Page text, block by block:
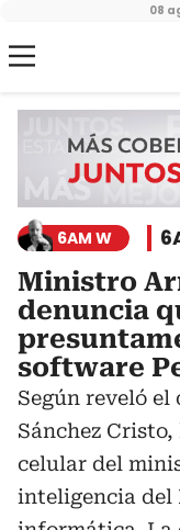
08
6AM W
Ministro
denuncia
software
Según reveló
Sánchez Cristo,
celular del
inteligencia del